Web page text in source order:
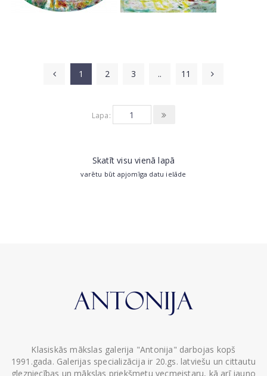
1 2 3 .. 11
Lapa:
Skatīt visu vienā lapā
varētu būt apjomīga datu ielāde
Klasiskās mākslas galerija "Antonija" darbojas kopš
1991.gada. Galerijas specializācija ir 20.gs. latviešu un cittautu
glezniecības un mākslas priekšmetu vecmeistaru, kā arī jauno